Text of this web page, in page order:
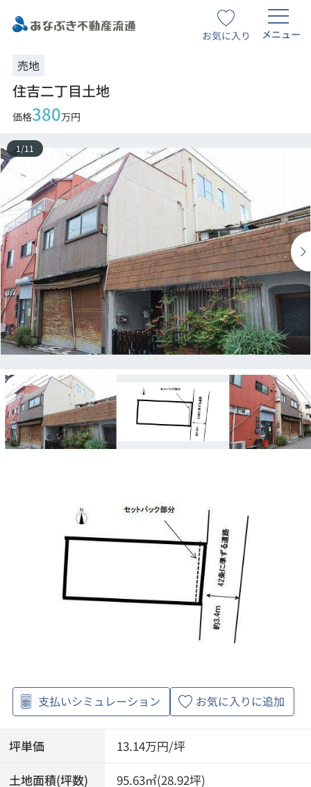
お気に入り メニュー
売地
住吉二丁目土地
価格380万円
1 /11
支払いシミュレーション お気に入りに追加
坪単価 13.14万円/坪
土地面積(坪数) 95.63㎡(28.92坪)